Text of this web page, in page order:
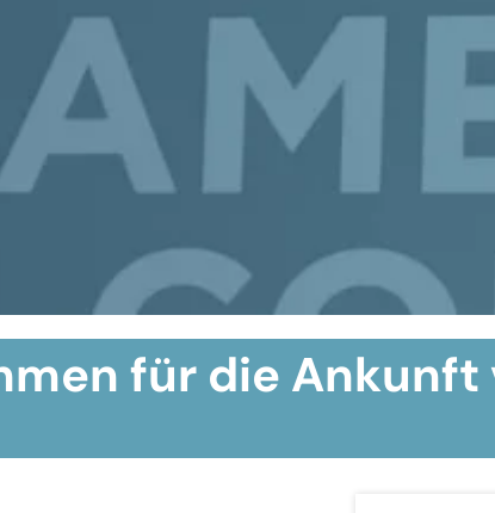
für die Ankunft